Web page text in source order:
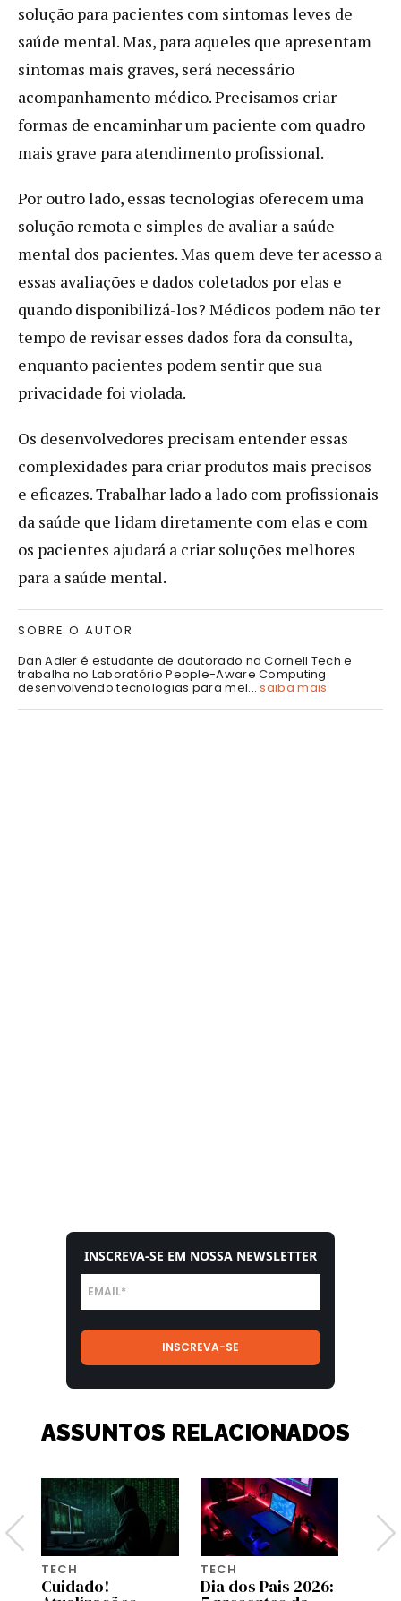
solução para pacientes com sintomas leves de
saúde mental. Mas, para aqueles que apresentam
sintomas mais graves, será necessário
acompanhamento médico. Precisamos criar
formas de encaminhar um paciente com quadro
mais grave para atendimento profissional.
Por outro lado, essas tecnologias oferecem uma
solução remota e simples de avaliar a saúde
mental dos pacientes. Mas quem deve ter acesso a
essas avaliações e dados coletados por elas e
quando disponibilizá-los? Médicos podem não ter
tempo de revisar esses dados fora da consulta,
enquanto pacientes podem sentir que sua
privacidade foi violada.
Os desenvolvedores precisam entender essas
complexidades para criar produtos mais precisos
e eficazes. Trabalhar lado a lado com profissionais
da saúde que lidam diretamente com elas e com
os pacientes ajudará a criar soluções melhores
para a saúde mental.
SOBRE O AUTOR
Dan Adler é estudante de doutorado na Cornell Tech e
trabalha no Laboratório People-Aware Computing
desenvolvendo tecnologias para mel...saiba mais
INSCREVA-SE EM NOSSA NEWSLETTER
ASSUNTOS RELACIONADOS
TECH
Cuidado!
TECH
Dia dos Pais 2026: